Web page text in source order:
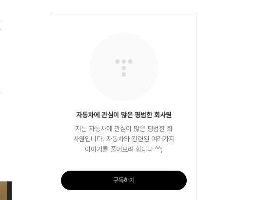
자동차에 관심이 많은 평범한 회사원
저는 자동차에 관심이 많은 평범한 회
사원입니다. 자동차와 관련된 여러가지
이야기를 풀어보려 합니다 ^^;
구독하기